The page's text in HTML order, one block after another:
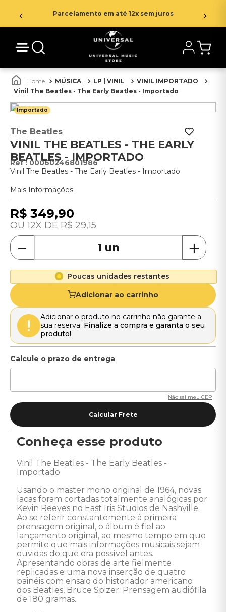
Parcelamento em até 12x sem juros
MÚSICA LP | VINIL
VINIL IMPORTADO
Vinil The Beatles - The Early Beatles - Importado
Importado
The Beatles
VINIL THE BEATLES - THE EARLY
BEATLES - IMPORTADO
: 00060246801986
Vinil The Beatles - The Early Beatles - Importado
Mais Informações.
R$ 349,90
12 R$ 29,15
＋
－
Poucas unidades restantes
Adicionar ao carrinho
Adicionar o produto no carrinho não garante a
sua reserva. Finalize a compra e garanta o seu
produto!
Não sei meu CEP
Conheça esse produto
Vinil The Beatles - The Early Beatles -
Importado
Usando o master mono original de 1964, novas
lacas foram cortadas totalmente analógicas por
Kevin Reeves no East Iris Studios de Nashville.
Ao se referir constantemente à primeira
prensagem original, o álbum é fiel ao
lançamento original, ao mesmo tempo em que
permite que mais informações musicais sejam
ouvidas do que era possível antes.
Apresentando obras de arte fielmente
replicadas e uma nova inserção de quatro
painéis com ensaio do historiador americano
dos Beatles, Bruce Spizer. Prensagem audiófila
de 180 gramas.